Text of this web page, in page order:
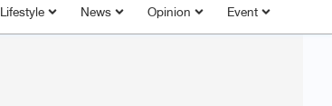
Lifestyle News Opinion Event